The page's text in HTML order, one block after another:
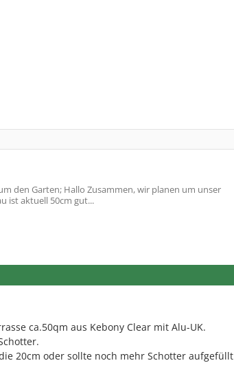
den Garten; Hallo Zusammen, wir planen um unser
ist aktuell 50cm gut...
ca.50qm aus Kebony Clear mit Alu-UK.
20cm oder sollte noch mehr Schotter aufgefüllt